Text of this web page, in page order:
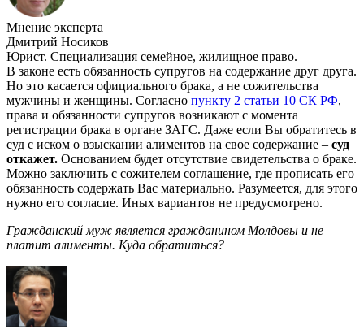
Мнение эксперта
Дмитрий Носиков
Юрист. Специализация семейное, жилищное право.
В законе есть обязанность супругов на содержание друг друга.
Но это касается официального брака, а не сожительства
мужчины и женщины. Согласно пункту 2 статьи 10 СК РФ,
права и обязанности супругов возникают с момента
регистрации брака в органе ЗАГС. Даже если Вы обратитесь в
суд с иском о взыскании алиментов на свое содержание – суд
откажет. Основанием будет отсутствие свидетельства о браке.
Можно заключить с сожителем соглашение, где прописать его
обязанность содержать Вас материально. Разумеется, для этого
нужно его согласие. Иных вариантов не предусмотрено.
Гражданский муж является гражданином Молдовы и не
платит алименты. Куда обратиться?